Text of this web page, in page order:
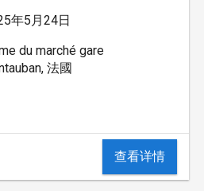
年5月24日
du marché gare
法國
查看详情